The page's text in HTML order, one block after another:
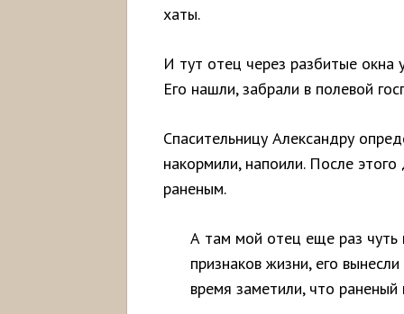
хаты.
И тут отец через разбитые
Его нашли, забрали в полевой
Спасительницу Александру
накормили, напоили. После
раненым.
А там мой отец еще раз чуть
признаков жизни, его
время заметили, что